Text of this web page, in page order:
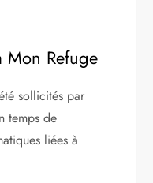
Mon Refuge
sollicités par
temps de
liées à